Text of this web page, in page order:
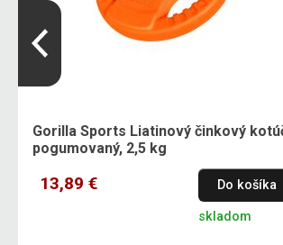
Gorilla Sports Liatinový činkový
pogumovaný, 2,5 kg
13,89 € Do košíka
skladom